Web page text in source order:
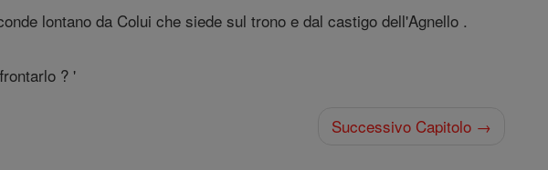
lontano da Colui che siede sul trono e dal castigo dell'Agnello .
? '
Successivo Capitolo →